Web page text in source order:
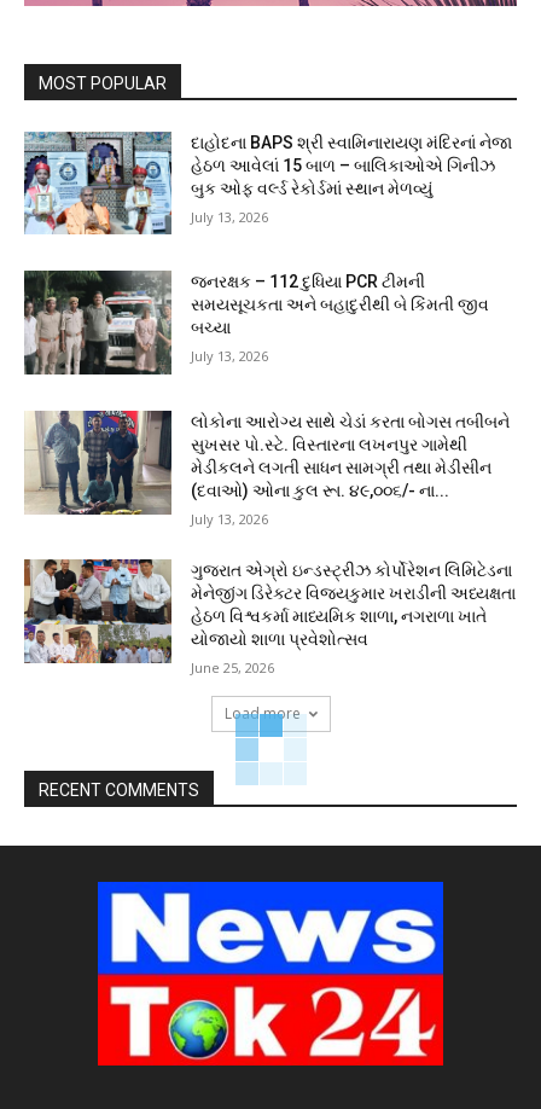
MOST POPULAR
દાહોદના BAPS શ્રી સ્વામિનારાયણ મંદિરનાં નેજા
હેઠળ આવેલાં 15 બાળ – બાલિકાઓએ ગિનીઝ
બુક ઓફ વર્લ્ડ રેકોર્ડમાં સ્થાન મેળવ્યું
July 13, 2026
જનરક્ષક – 112 દુધિયા PCR ટીમની
સમયસૂચકતા અને બહાદુરીથી બે કિંમતી જીવ
બચ્યા
July 13, 2026
લોકોના આરોગ્ય સાથે ચેડાં કરતા બોગસ તબીબને
સુખસર પો.સ્ટે. વિસ્તારના લખનપુર ગામેથી
મેડીકલને લગતી સાધન સામગ્રી તથા મેડીસીન
(દવાઓ) ઓના કુલ રૂા. ૪૯,૦૦૬/- ના...
July 13, 2026
ગુજરાત એગ્રો ઇન્ડસ્ટ્રીઝ કોર્પોરેશન લિમિટેડના
મેનેજીંગ ડિરેક્ટર વિજયકુમાર ખરાડીની અધ્યક્ષતા
હેઠળ વિશ્વકર્મા માધ્યમિક શાળા, નગરાળા ખાતે
યોજાયો શાળા પ્રવેશોત્સવ
June 25, 2026
Load more
RECENT COMMENTS